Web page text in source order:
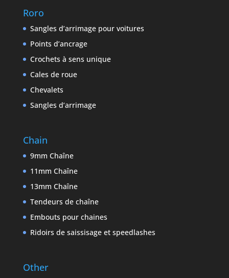
Roro
Sangles d’arrimage pour voitures
Points d’ancrage
Crochets à sens unique
Cales de roue
Chevalets
Sangles d’arrimage
Chain
9mm Chaîne
11mm Chaîne
13mm Chaîne
Tendeurs de chaîne
Embouts pour chaines
Ridoirs de saissisage et speedlashes
Other